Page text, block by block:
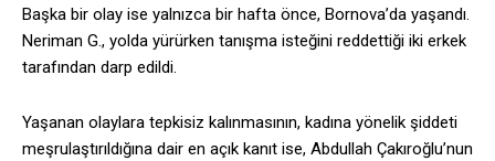
Başka bir olay ise yalnızca bir hafta önce, Bornova’da yaşandı.
Neriman G., yolda yürürken tanışma isteğini reddettiği iki erkek
tarafından darp edildi.
Yaşanan olaylara tepkisiz kalınmasının, kadına yönelik şiddeti
meşrulaştırıldığına dair en açık kanıt ise, Abdullah Çakıroğlu’nun